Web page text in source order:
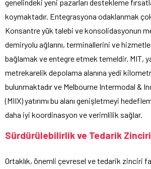
genelindeki yeni pazarları destekleme
koymaktadır. Entegrasyona odaklanmak
Konsantre yük talebi ve konsolidasyonun
demiryolu ağlarını, terminallerini ve
bağlamak ve entegre etmek temeldir. MIT,
metrekarelik depolama alanına yedi
bulunmaktadır ve Melbourne Intermodal &
(MIIX) yatırımı bu alanı genişletmeyi
daha iyi koordinasyon ve verimlilik sağlar.
Sürdürülebilirlik ve Tedarik Zinciri
Ortaklık, önemli çevresel ve tedarik zinciri